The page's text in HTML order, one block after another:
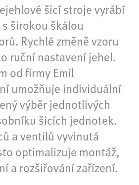
šicí stroje vyrábí
širokou škálou
Rychlé změně vzoru
ruční nastavení jehel.
od firmy Emil
umožňuje individuální
výběr jednotlivých
šicích jednotek.
a ventilů vyvinutá
optimalizuje montáž,
a rozšiřování zařízení.